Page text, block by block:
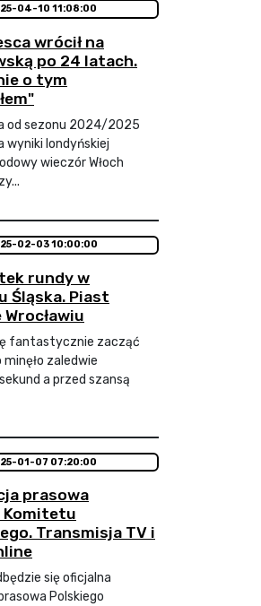
04-10 11:08:00
wrócił na
po 24 latach.
o tym
od sezonu 2024/2025
wyniki londyńskiej
wieczór Włoch
02-03 10:00:00
rundy w
Śląska. Piast
Wrocławiu
fantastycznie zacząć
minęło zaledwie
a przed szansą
01-07 07:20:00
prasowa
Komitetu
Transmisja TV i
się oficjalna
Polskiego